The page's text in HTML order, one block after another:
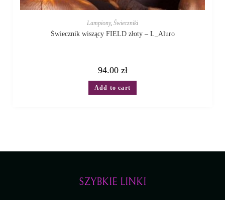
Lampiony, Świeczniki
Świecznik wiszący FIELD złoty – L_Aluro
94.00 zł
Add to cart
SZYBKIE LINKI